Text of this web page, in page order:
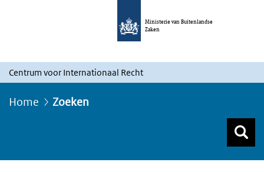
Ministerie van Buitenlandse
Zaken
Centrum voor Internationaal Recht
Home Zoeken